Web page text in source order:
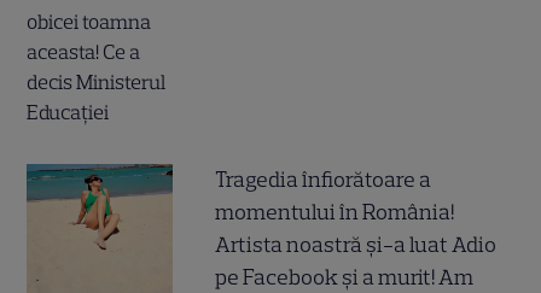
Tragedia înfiorătoare a
momentului în România!
Artista noastră și-a luat Adio
pe Facebook și a murit! Am